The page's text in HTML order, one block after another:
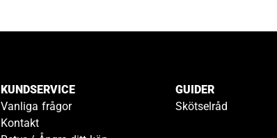
KUNDSERVICE
Vanliga frågor
Kontakt
GUIDER
Skötselråd